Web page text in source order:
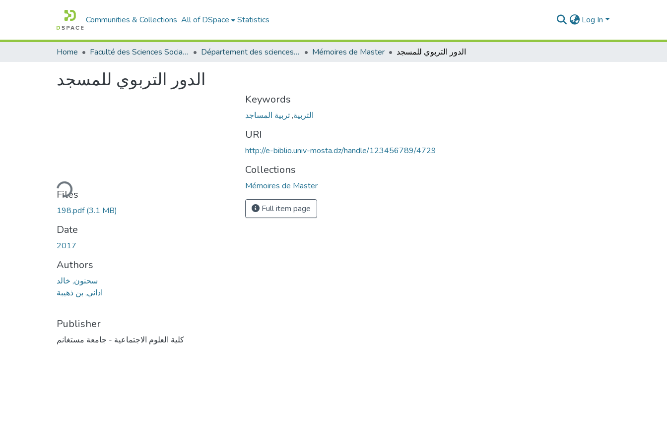
Communities & Collections All of DSpace Statistics Log In
Home Faculté des Sciences Sociales Département des sciences sociales Mémoires de Master الدور التربوي للمسجد
الدور التربوي للمسجد
Loading...
Files
198.pdf(3.1 MB)
Date
2017
Authors
سحنون, خالد
اداني, بن ذهيبة
Publisher
كلية العلوم الاجتماعية - جامعة مستغانم
Keywords
التربية,تربية المساجد
URI
http://e-biblio.univ-mosta.dz/handle/123456789/4729
Collections
Mémoires de Master
Full item page